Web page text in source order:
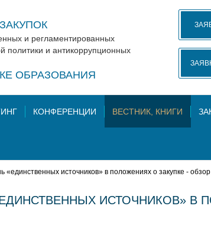
и регламентированных
политики и антикоррупционных
ОБРАЗОВАНИЯ
КОНФЕРЕНЦИИ ВЕСТНИК, КНИГИ
«единственных источников» в положениях о закупке -
ИСТОЧНИКОВ» В